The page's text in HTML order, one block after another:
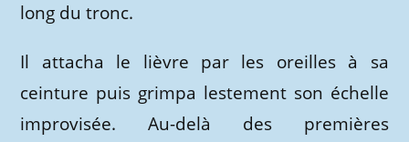
long du tronc.
Il attacha le lièvre par les oreilles à sa
ceinture puis grimpa lestement son échelle
improvisée. Au-delà des premières